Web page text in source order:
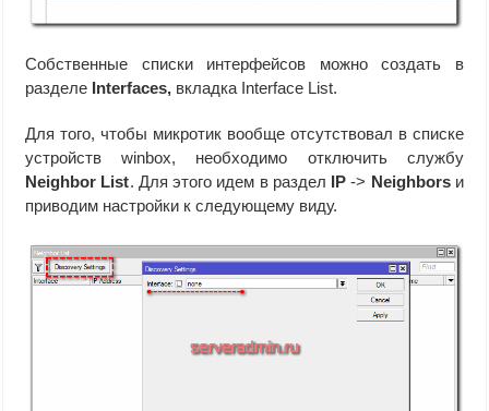
Собственные списки интерфейсов можно создать в
разделе Interfaces, вкладка Interface List.
Для того, чтобы микротик вообще отсутствовал в списке
устройств winbox, необходимо отключить службу
Neighbor List. Для этого идем в раздел IP -> Neighborsи
приводим настройки к следующему виду.